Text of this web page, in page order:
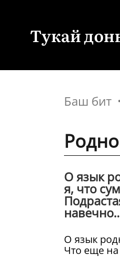
Тукай
Баш бит
О язык
я, что
О язык
Что еще на